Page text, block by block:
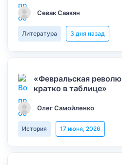
Севак Саакян
Литература 3 дня назад
«Февральская
кратко в таблице»
Олег Самойленко
История 17 июня, 2026